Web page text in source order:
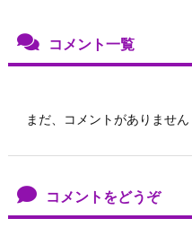
コメント一覧
まだ、コメントがありません
コメントをどうぞ